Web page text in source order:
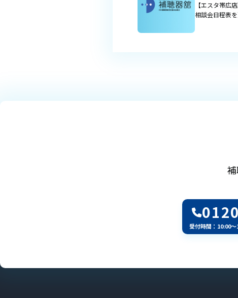
【エスタ帯
相談会日程表を
受付時間：10:00～